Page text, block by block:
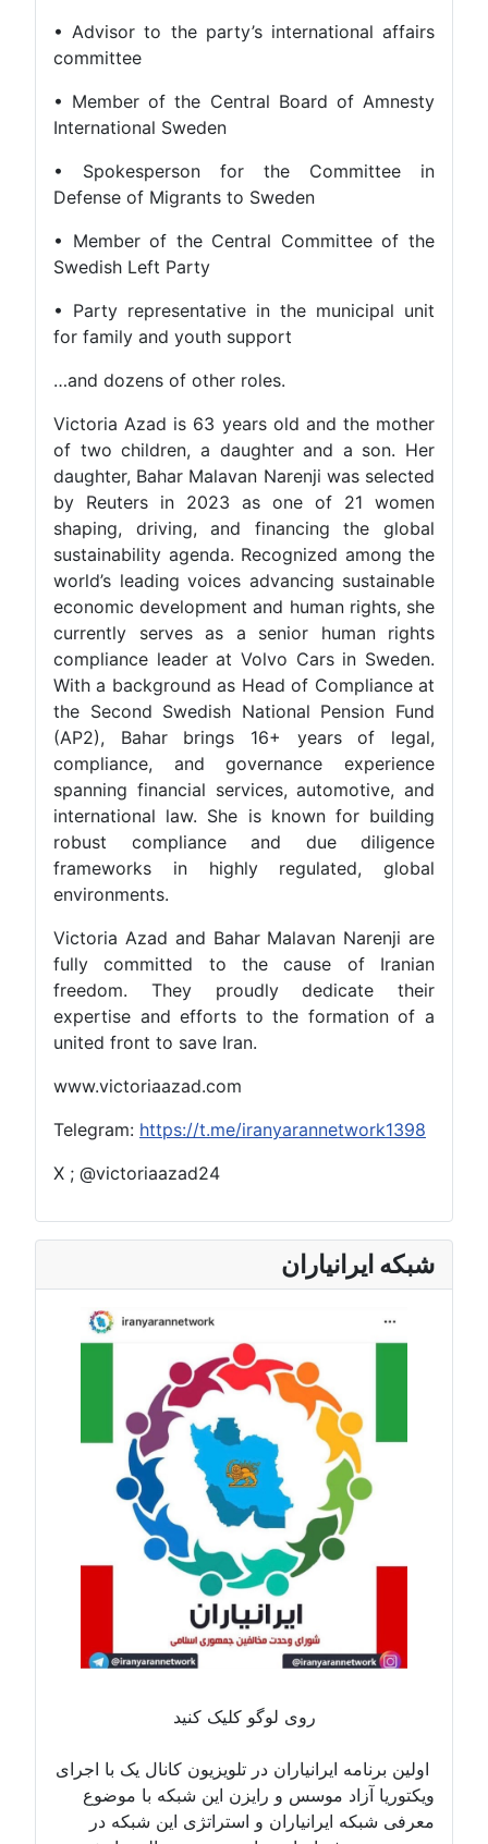
• Advisor to the party’s international affairs
committee
• Member of the Central Board of Amnesty
International Sweden
• Spokesperson for the Committee in
Defense of Migrants to Sweden
• Member of the Central Committee of the
Swedish Left Party
• Party representative in the municipal unit
for family and youth support
…and dozens of other roles.
Victoria Azad is 63 years old and the mother
of two children, a daughter and a son. Her
daughter, Bahar Malavan Narenji was selected
by Reuters in 2023 as one of 21 women
shaping, driving, and financing the global
sustainability agenda. Recognized among the
world’s leading voices advancing sustainable
economic development and human rights, she
currently serves as a senior human rights
compliance leader at Volvo Cars in Sweden.
With a background as Head of Compliance at
the Second Swedish National Pension Fund
(AP2), Bahar brings 16+ years of legal,
compliance, and governance experience
spanning financial services, automotive, and
international law. She is known for building
robust compliance and due diligence
frameworks in highly regulated, global
environments.
Victoria Azad and Bahar Malavan Narenji are
fully committed to the cause of Iranian
freedom. They proudly dedicate their
expertise and efforts to the formation of a
united front to save Iran.
www.victoriaazad.com
Telegram: https://t.me/iranyarannetwork1398
X ; @victoriaazad24
شبکه ایرانیاران
روی لوگو کلیک کنید
اولین برنامه ایرانیاران در تلویزیون کانال یک با اجرای
ویکتوریا آزاد موسس و رایزن این شبکه با موضوع
معرفی شبکه ایرانیاران و استراتژی این شبکه در